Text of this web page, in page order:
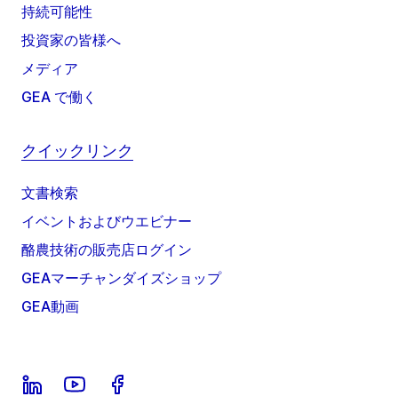
持続可能性
投資家の皆様へ
メディア
GEA で働く
クイックリンク
文書検索
イベントおよびウエビナー
酪農技術の販売店ログイン
GEAマーチャンダイズショップ
GEA動画